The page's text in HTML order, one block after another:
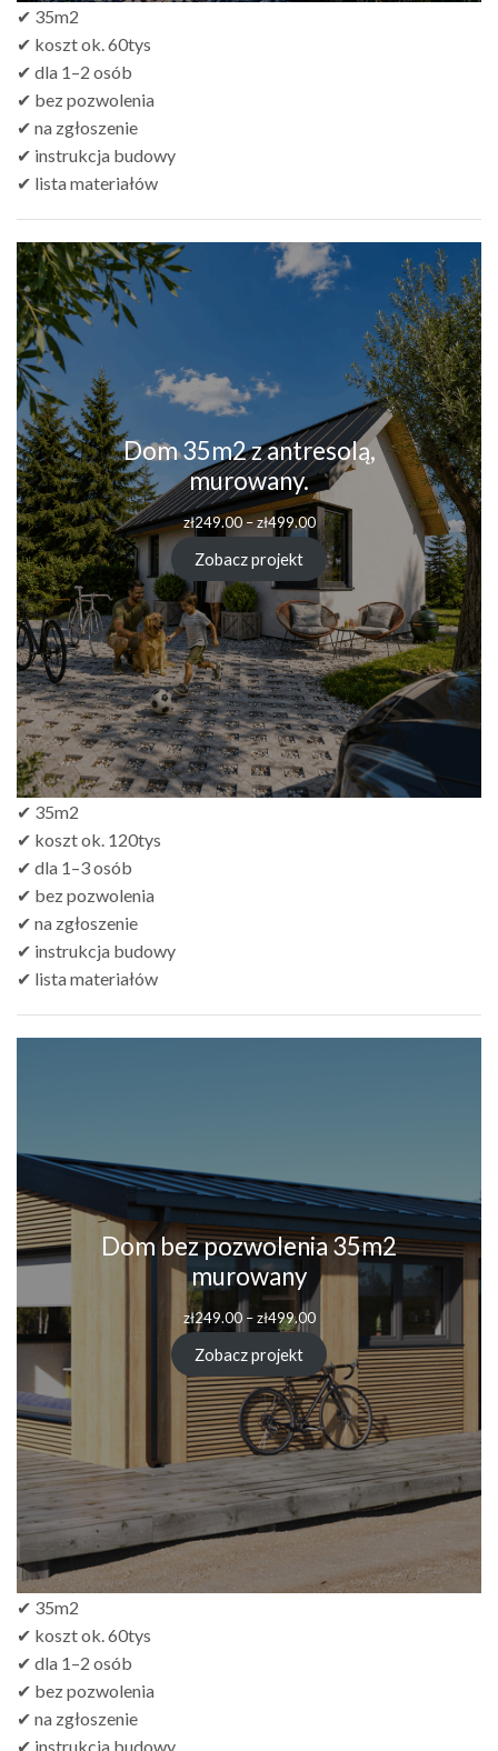
✔ 35m2
✔ koszt ok. 60tys
✔ dla 1–2 osób
✔ bez pozwolenia
✔ na zgłoszenie
✔ instrukcja budowy
✔ lista materiałów
Dom 35m2 z antresolą,
murowany.
zł249.00–zł499.00
Zobacz projekt
✔ 35m2
✔ koszt ok. 120tys
✔ dla 1–3 osób
✔ bez pozwolenia
✔ na zgłoszenie
✔ instrukcja budowy
✔ lista materiałów
Dom bez pozwolenia 35m2
murowany
zł249.00 – zł499.00
Zobacz projekt
✔ 35m2
✔ koszt ok. 60tys
✔ dla 1–2 osób
✔ bez pozwolenia
✔ na zgłoszenie
✔ instrukcja budowy